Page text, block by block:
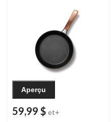
Aperçu
59,99 $ et+